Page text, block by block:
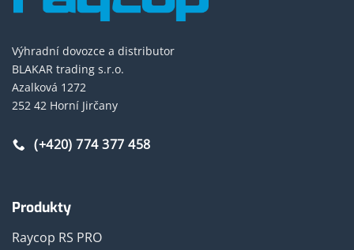
Výhradní dovozce a distributor
BLAKAR trading s.r.o.
Azalková 1272
252 42 Horní Jirčany
(+420) 774 377 458
Produkty
Raycop RS PRO